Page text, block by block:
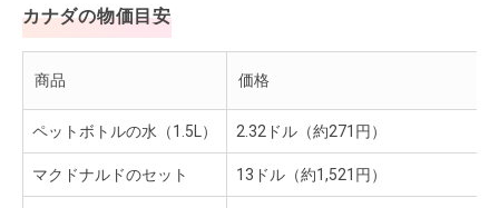
カナダの物価目安
商品 価格
ペットボトルの水（1.5L） 2.32ドル（約271円）
マクドナルドのセット 13ドル（約1,521円）